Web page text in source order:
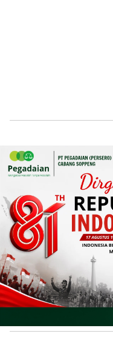
Lantik Pejabat
News
Kakanwil
36 Pejabat,